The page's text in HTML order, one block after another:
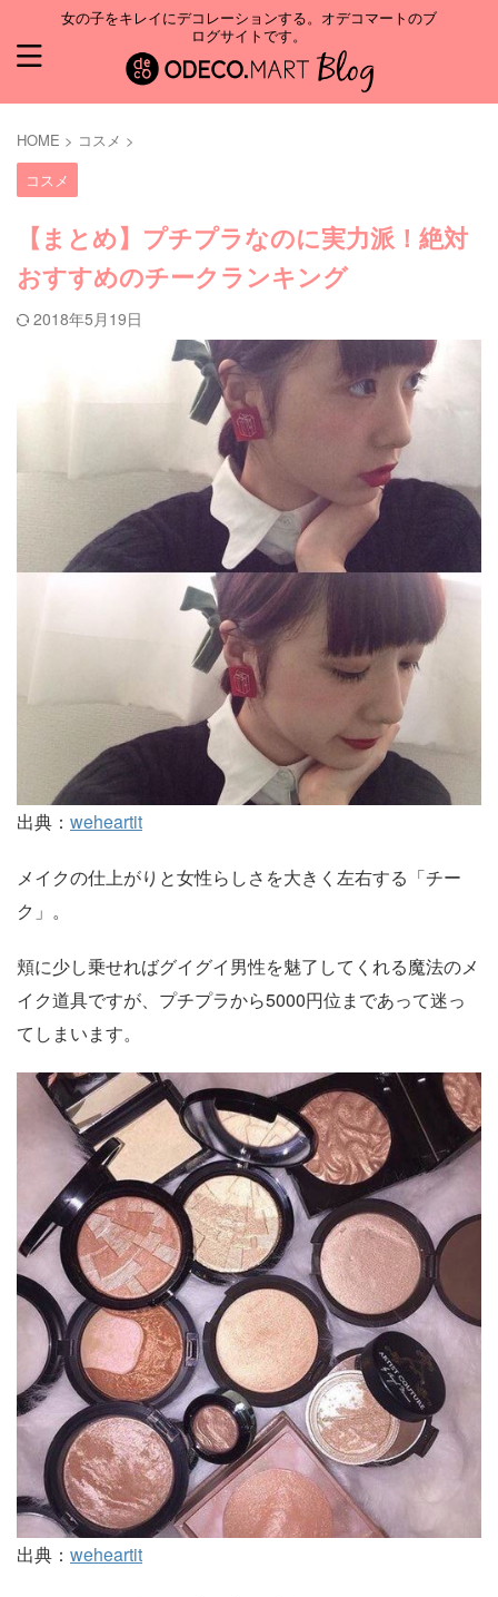
女の子をキレイにデコレーションする。オデコマートのブ
ログサイトです。
HOME > コスメ >
コスメ
【まとめ】プチプラなのに実力派！絶対
おすすめのチークランキング
2018年5月19日
出典： weheartit
メイクの仕上がりと女性らしさを大きく左右する「チー
ク」。
頬に少し乗せればグイグイ男性を魅了してくれる魔法のメ
イク道具ですが、プチプラから5000円位まであって迷っ
てしまいます。
出典： weheartit